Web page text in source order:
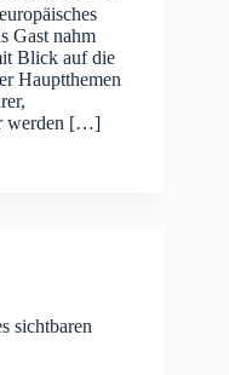
Gast nahm
Blick auf die
Hauptthemen
werden […]
sichtbaren